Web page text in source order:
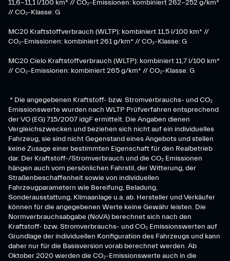
11,6-11,1 l/100 km* // CO₂-Emissionen: kombiniert 262-252 g/km*
// CO₂-Klasse: G
MC20 Kraftstoffverbrauch (WLTP): kombiniert 11,5 l/100 km* //
CO₂-Emissionen: kombiniert 261 g/km* // CO₂-Klasse: G
MC20 Cielo Kraftstoffverbrauch (WLTP): kombiniert 11,7 l/100 km*
// CO₂-Emissionen: kombiniert 265 g/km* // CO₂-Klasse: G
* Die angegebenen Kraftstoff- bzw. Stromverbrauchs- und CO₂
Emissionswerte wurden nach WLTP Prüfverfahren entsprechend
der VO (EG) 715/2007 idgF ermittelt. Die Angaben dienen
Vergleichszwecken und beziehen sich nicht auf ein individuelles
Fahrzeug, sie sind nicht Gegenstand eines Angebots und stellen
keine Zusage einer bestimmten Eigenschaft für den Realbetrieb
dar. Der Kraftstoff-/Stromverbrauch und die CO₂ Emissionen
hängen auch vom persönlichen Fahrstil, der Witterung, der
Straßenbeschaffenheit sowie von individuellen
Fahrzeugparametern wie Bereifung, Beladung,
Sonderausstattung, Klimaanlage u.a. ab. Hersteller und Verkäufer
können für die angegebenen Werte keine Gewähr leisten. Die
Normverbrauchsabgabe (NoVA) berechnet sich nach den
Kraftstoff- bzw. Stromverbrauchs- und CO₂ Emissionswerten auf
Grundlage der individuellen Konfiguration des Fahrzeugs und kann
daher nur für die Basisversion vorab berechnet werden. Ab
Oktober 2020 werden die CO₂-Emissionswerte auch in die